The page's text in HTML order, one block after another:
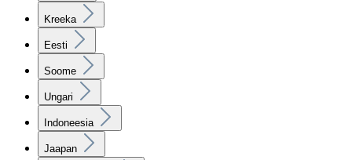
Kreeka
Eesti
Soome
Ungari
Indoneesia
Jaapan